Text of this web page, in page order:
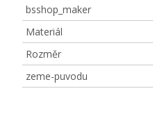
bsshop_maker
Materiál
Rozměr
zeme-puvodu